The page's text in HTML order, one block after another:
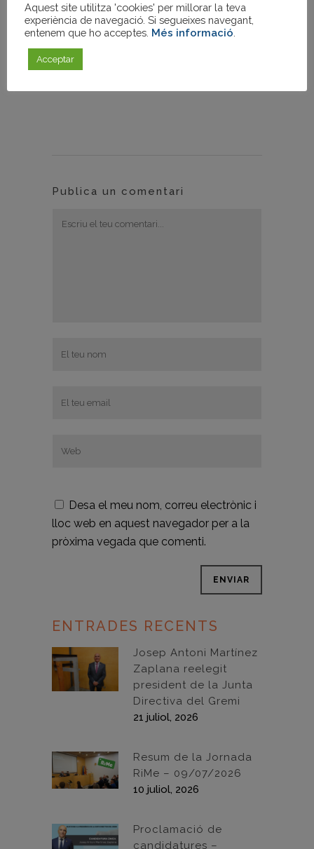
Etiquetes: abocador , asfalt ,
construcció , formigó , fusta ,
Materials
productes
Publica un comentari
Desa el meu nom, correu electrònic i
lloc web en aquest navegador per a la
pròxima vegada que comenti.
ENTRADES RECENTS
Josep Antoni Martínez
Zaplana reelegit
president de la Junta
Directiva del Gremi
21 juliol, 2026
Resum de la Jornada
RiMe – 09/07/2026
10 juliol, 2026
Proclamació de
candidatures –
Aquest site utilitza 'cookies' per millorar la teva
experiència de navegació. Si segueixes navegant,
entenem que ho acceptes. Més informació
Acceptar